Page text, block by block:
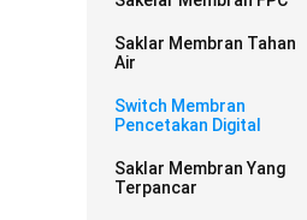
Saklar Membran Tahan
Air
Switch Membran
Pencetakan Digital
Saklar Membran Yang
Terpancar